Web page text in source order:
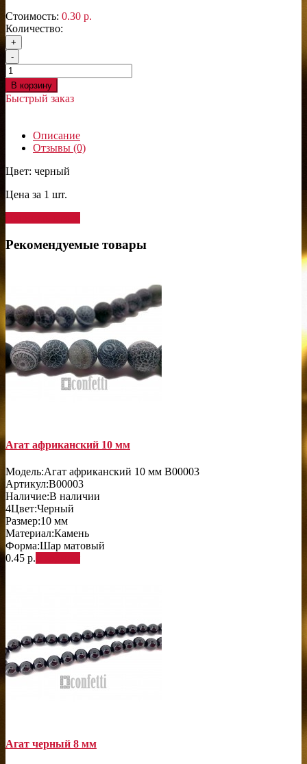
Стоимость: 0.30 р.
Количество:
+
-
В корзину
Быстрый заказ
Описание
Отзывы (0)
Цвет: черный
Цена за 1 шт.
Рекомендуемые товары
Агат африканский 10 мм
Модель:Агат африканский 10 мм B00003
Артикул:B00003
Наличие:В наличии
4Цвет:Черный
Размер:10 мм
Материал:Камень
Форма:Шар матовый
0.45 р.
Агат черный 8 мм